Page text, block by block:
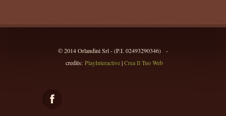
© 2014 Orlandini Srl - (P.I. 02493290346) -
credits: PlayInteractive|Crea Il Tuo Web